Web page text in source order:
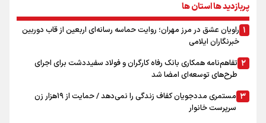
پربازدید ها استان ها
راویان عشق در مرز مهران؛ روایت حماسه‌ رسانه‌ای اربعین از قاب دوربین
خبرنگاران ایلامی
تفاهم‌نامه همکاری بانک رفاه کارگران و فولاد سفیددشت برای اجرای
طرح‌های توسعه‌ای امضا شد
مستمری مددجویان کفاف زندگی را نمی‌دهد / حمایت از ۱۹هزار زن‌
سرپرست خانوار